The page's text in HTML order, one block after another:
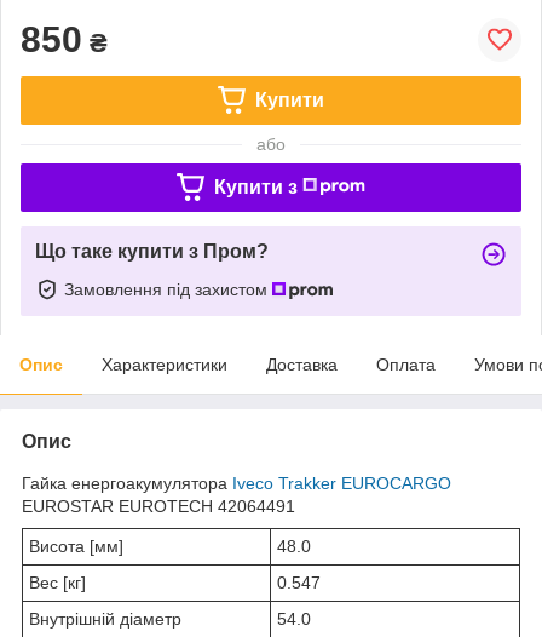
850 ₴
Купити
або
Купити з
Що таке купити з Пром?
Замовлення під захистом
Опис Характеристики Доставка Оплата Умови
Опис
Гайка енергоакумулятора Iveco Trakker EUROCARGO
EUROSTAR EUROTECH 42064491
Висота [мм]
48.0
Вес [кг]
0.547
Внутрішній діаметр
54.0